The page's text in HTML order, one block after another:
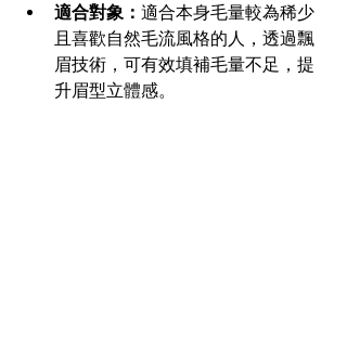
適合對象： 適合本身毛量較為稀少
且喜歡自然毛流風格的人，透過飄
眉技術，可有效填補毛量不足，提
升眉型立體感。